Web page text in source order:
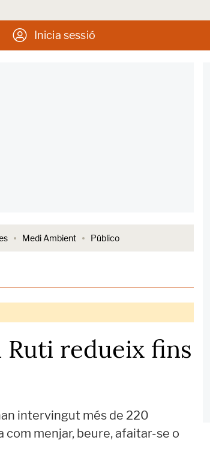
Inicia sessió
Medi Ambient Público
Ruti redueix fins
intervingut més de 220
com menjar, beure, afaitar-se o